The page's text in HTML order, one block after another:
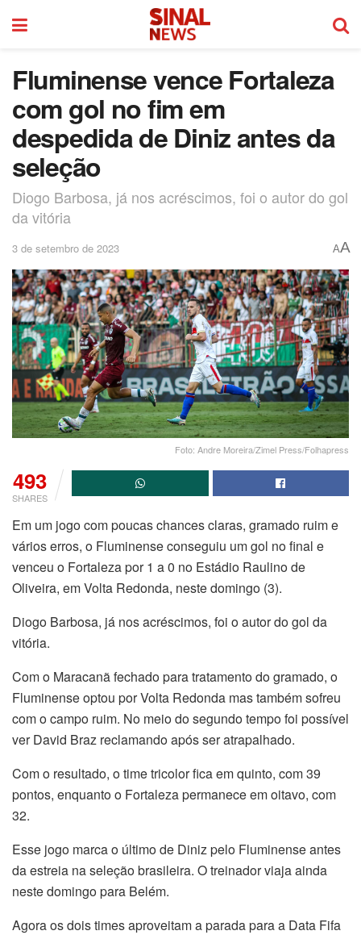
Fluminense vence Fortaleza
com gol no fim em
despedida de Diniz antes da
seleção
Diogo Barbosa, já nos acréscimos, foi o autor do gol
da vitória
3 de setembro de 2023 AA
Foto: Andre Moreira/Zimel Press/Folhapress
493
SHARES
Em um jogo com poucas chances claras, gramado ruim e
vários erros, o Fluminense conseguiu um gol no final e
venceu o Fortaleza por 1 a 0 no Estádio Raulino de
Oliveira, em Volta Redonda, neste domingo (3).
Diogo Barbosa, já nos acréscimos, foi o autor do gol da
vitória.
Com o Maracanã fechado para tratamento do gramado, o
Fluminense optou por Volta Redonda mas também sofreu
com o campo ruim. No meio do segundo tempo foi possível
ver David Braz reclamando após ser atrapalhado.
Com o resultado, o time tricolor fica em quinto, com 39
pontos, enquanto o Fortaleza permanece em oitavo, com
32.
Esse jogo marca o último de Diniz pelo Fluminense antes
da estreia na seleção brasileira. O treinador viaja ainda
neste domingo para Belém.
Agora os dois times aproveitam a parada para a Data Fifa